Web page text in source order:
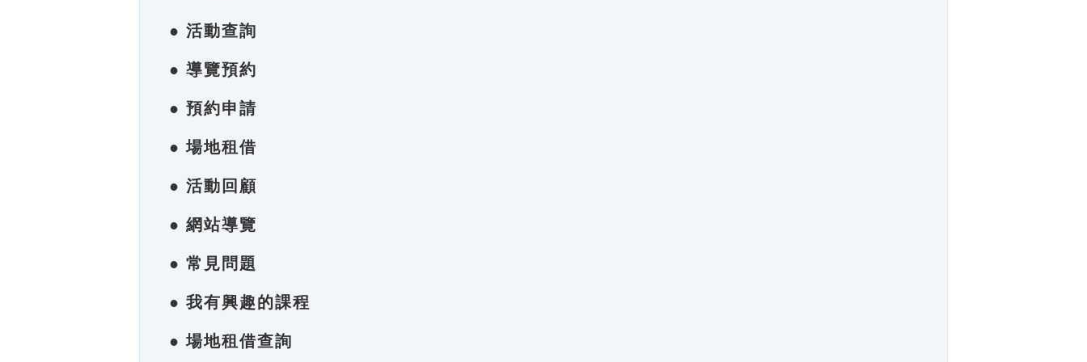
● 活動查詢
● 導覽預約
● 預約申請
● 場地租借
● 活動回顧
● 網站導覽
● 常見問題
● 我有興趣的課程
● 場地租借查詢